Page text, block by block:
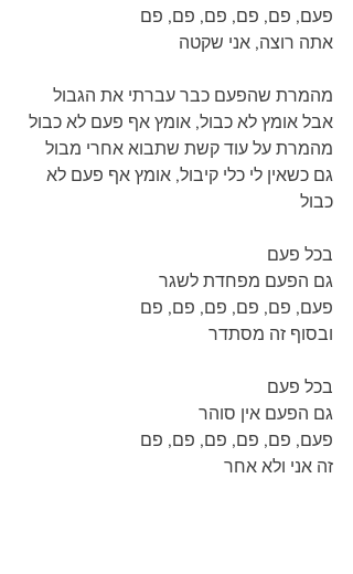
פעם, פם, פם, פם, פם, פם
אתה רוצה, אני שקטה
מהמרת שהפעם כבר עברתי את הגבול
אבל אומץ לא כבול, אומץ אף פעם לא כבול
מהמרת על עוד קשת שתבוא אחרי מבול
גם כשאין לי כלי קיבול, אומץ אף פעם לא
כבול
בכל פעם
גם הפעם מפחדת לשגר
פעם, פם, פם, פם, פם, פם
ובסוף זה מסתדר
בכל פעם
גם הפעם אין סוהר
פעם, פם, פם, פם, פם, פם
זה אני ולא אחר